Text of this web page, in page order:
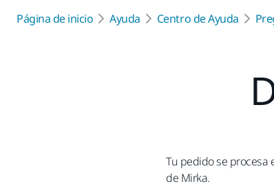
Página de inicio Ayuda Centro de Ayuda
Tu pedido se procesa
de Mirka.